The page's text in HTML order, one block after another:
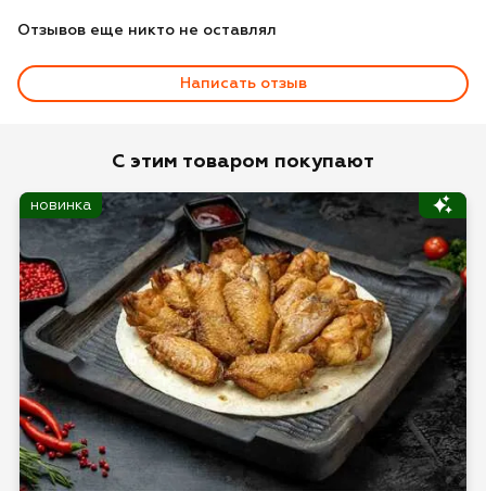
Отзывов еще никто не оставлял
Написать отзыв
Имя*
Отзыв*
С этим товаром покупают
новинка